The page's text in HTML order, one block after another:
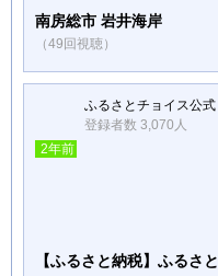
南房総市 岩井海岸
（49回視聴）
ふるさとチョイス公式
登録者数 3,070人
2年前
【ふるさと納税】ふるさと